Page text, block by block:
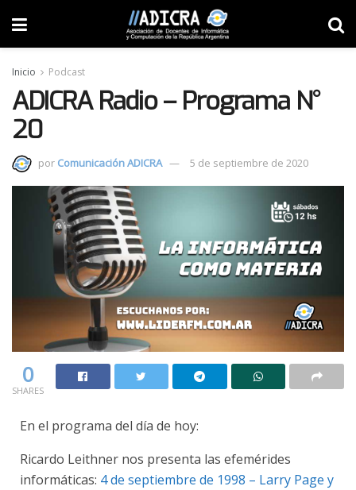
Inicio Podcast
ADICRA Radio – Programa N°
20
por Comunicación ADICRA 5 de septiembre de 2020
0
SHARES
En el programa del día de hoy:
Ricardo Leithner nos presenta las efemérides
informáticas: 4 de septiembre de 1998 – Larry Page y